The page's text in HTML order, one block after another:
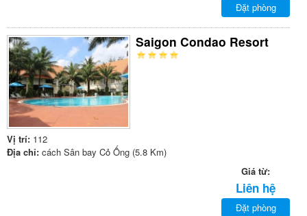
Đặt phòng
Saigon Condao Resort
Vị trí: 112
Địa chỉ: cách Sân bay Cỏ Ống (5.8 Km)
Giá từ:
Liên hệ
Đặt phòng